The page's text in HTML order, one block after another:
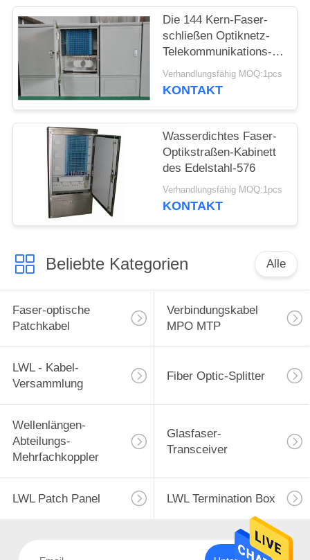
PRIVACY
POLICY
Die 144 Kern-Faser-
schließen Optiknetz-
Telekommunikations-
Kabinett,
wasserdichtes
Verhandlungsfähig MOQ:1pcs
KONTAKT
Wasserdichtes Faser-
Optikstraßen-Kabinett
des Edelstahl-576
Verhandlungsfähig MOQ:1pcs
KONTAKT
Beliebte Kategorien Alle
Faser-optische
Patchkabel
Verbindungskabel
MPO MTP
LWL - Kabel-
Versammlung
Fiber Optic-Splitter
Wellenlängen-
Abteilungs-
Mehrfachkoppler
Glasfaser-
Transceiver
LWL Patch Panel LWL Termination Box